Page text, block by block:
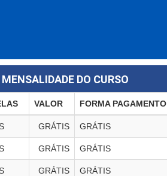
MENSALIDADE DO CURSO
VALOR FORMA PAGAMENTO
GRÁTIS GRÁTIS
GRÁTIS GRÁTIS
GRÁTIS GRÁTIS